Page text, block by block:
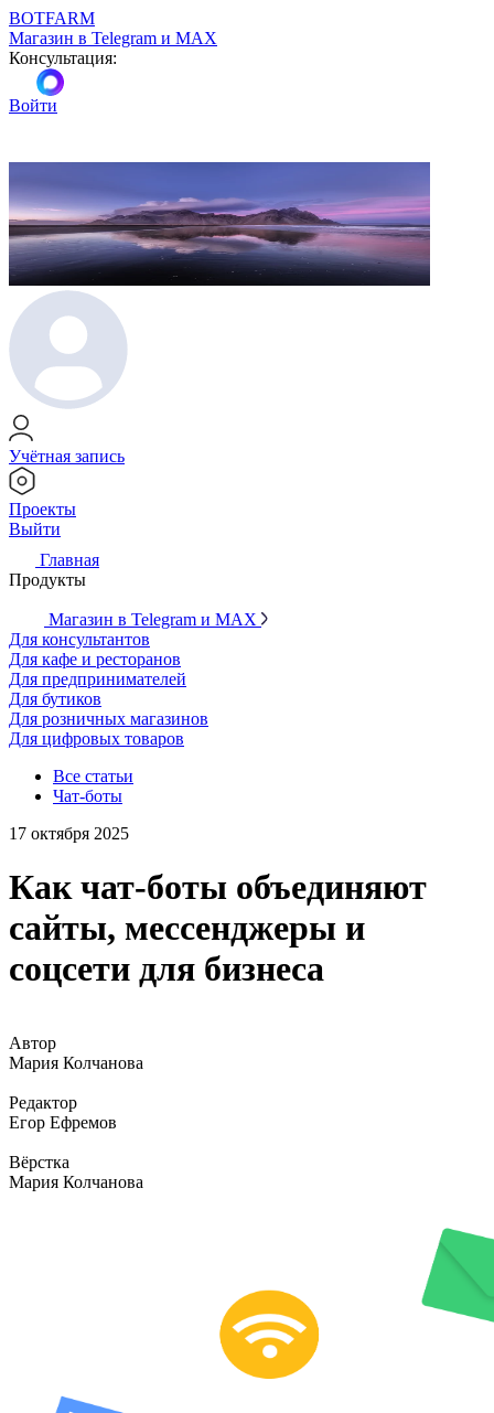
BOTFARM
Магазин в Telegram и MAX
Консультация:
Войти
Учётная запись
Проекты
Выйти
Главная
Продукты
Магазин в Telegram и MAX
Для консультантов
Для кафе и ресторанов
Для предпринимателей
Для бутиков
Для розничных магазинов
Для цифровых товаров
Все статьи
Чат-боты
17 октября 2025
Как чат-боты объединяют
сайты, мессенджеры и
соцсети для бизнеса
Автор
Мария Колчанова
Редактор
Егор Ефремов
Вёрстка
Мария Колчанова